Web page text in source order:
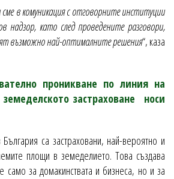
в комуникация с отговорните институции
надзор, като след проведените разговори,
възможно най-оптималните решения“, каза
проникване по линия на
застраховане носи
са застраховани, най-вероятно и
площи в земеделието. Това създава
само за домакинствата и бизнеса, но и за